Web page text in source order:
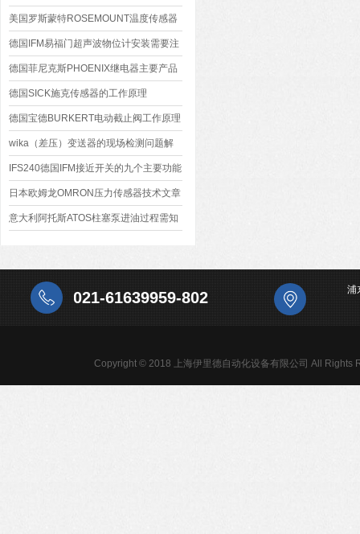
美国罗斯蒙特ROSEMOUNT温度传感器
行业标准
德国IFM易福门超声波物位计安装需要注
意的10个事项
德国菲尼克斯PHOENIX继电器主要产品
参数
德国SICK施克传感器的工作原理
德国宝德BURKERT电动截止阀工作原理
wika（差压）变送器的现场检测问题解
决方案
IFS240德国IFM接近开关的九个主要功能
日本欧姆龙OMRON压力传感器技术文章
意大利阿托斯ATOS柱塞泵进油过程需知
021-61639959-802 浦
Copyright © 2018 上海伊里德自动化设备有限公司 All Rights